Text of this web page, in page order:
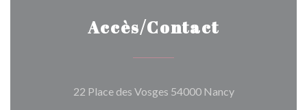
Accès/Contact
22 Place des Vosges 54000 Nancy((ouvre une